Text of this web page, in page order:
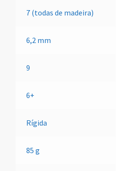
7 (todas de madeira)
6,2 mm
9
6+
Rígida
85 g